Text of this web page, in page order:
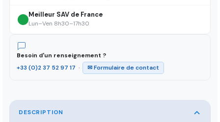
Meilleur SAV de France
Lun–Ven 8h30–17h30
Besoin d'un renseignement ?
+33 (0)2 37 52 97 17 · ✉ Formulaire de contact
DESCRIPTION